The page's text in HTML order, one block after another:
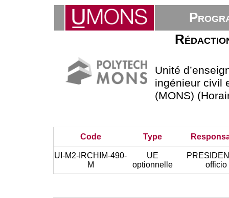
Unité
ingénieur civil
(MONS)
Code Type
UI-M2-IRCHIM-490-
M
UE
optionnelle
officio